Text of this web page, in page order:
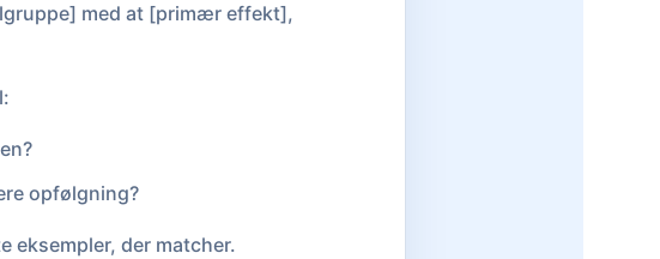
med at [primær effekt],
opfølgning?
eksempler, der matcher.